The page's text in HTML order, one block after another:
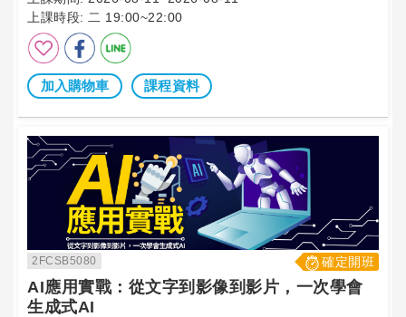
上課時段: 二 19:00~22:00
加入購物車 課程資料
2FCSB5080 確定開班
AI應用實戰：從文字到影像到影片，一次學會
生成式AI